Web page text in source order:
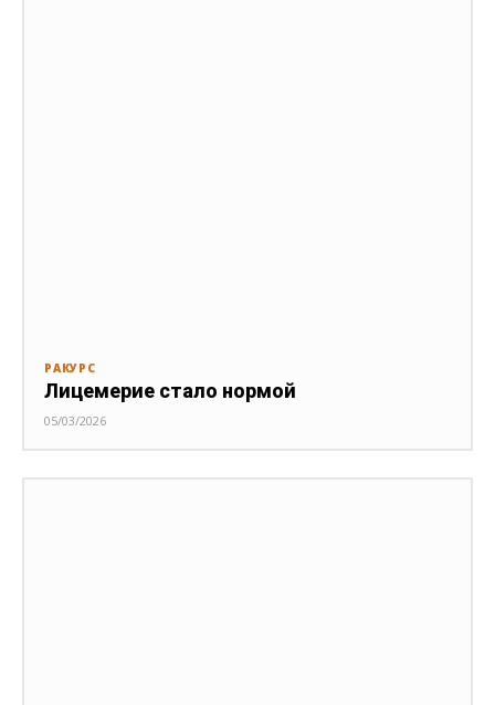
РАКУРС
Лицемерие стало нормой
05/03/2026